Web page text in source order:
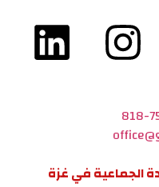
818-
الجماعية في غزة